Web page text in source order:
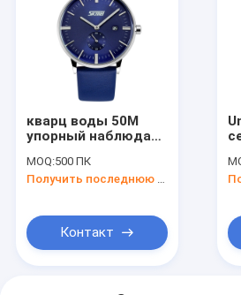
кварц воды 50M
упорный наблюдает
Стекло для дела
MOQ:500 ПК
Контакт